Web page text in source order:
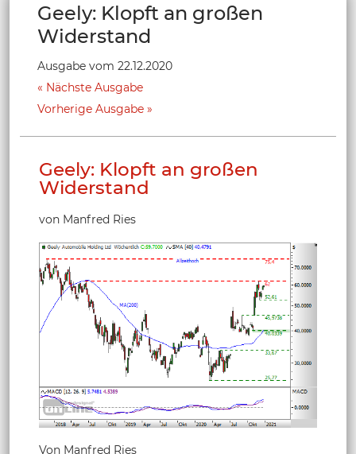
Geely: Klopft an großen
Widerstand
Ausgabe vom 22.12.2020
Nächste Ausgabe
Vorherige Ausgabe
Geely: Klopft an großen
Widerstand
von Manfred Ries
Von Manfred Ries